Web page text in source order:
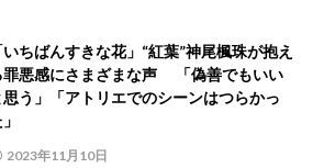
いちばんすきな花」“紅葉”神尾楓珠が抱え
罪悪感にさまざまな声 「偽善でもいい
思う」「アトリエでのシーンはつらかっ
2023年11月10日